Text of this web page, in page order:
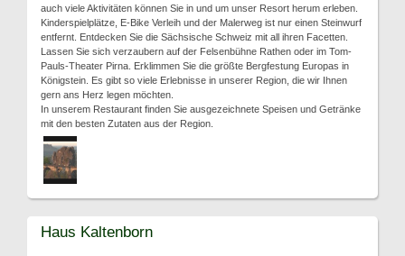
auch viele Aktivitäten können Sie in und um unser Resort herum erleben.
Kinderspielplätze, E-Bike Verleih und der Malerweg ist nur einen Steinwurf
entfernt. Entdecken Sie die Sächsische Schweiz mit all ihren Facetten.
Lassen Sie sich verzaubern auf der Felsenbühne Rathen oder im Tom-
Pauls-Theater Pirna. Erklimmen Sie die größte Bergfestung Europas in
Königstein. Es gibt so viele Erlebnisse in unserer Region, die wir Ihnen
gern ans Herz legen möchten.
In unserem Restaurant finden Sie ausgezeichnete Speisen und Getränke
mit den besten Zutaten aus der Region.
Haus Kaltenborn